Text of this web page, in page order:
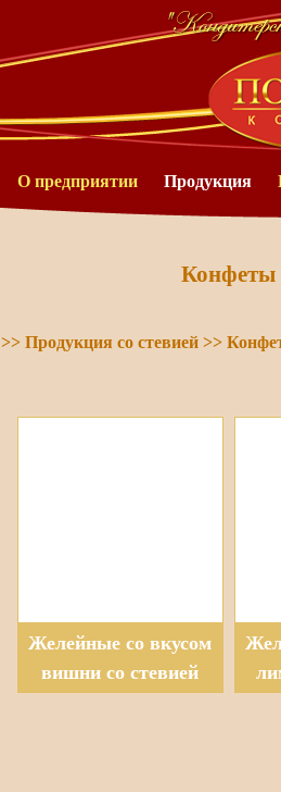
О предприятии Продукция
>> Продукция со стевией >>
Конфеты
Желейные со вкусом
вишни со стевией